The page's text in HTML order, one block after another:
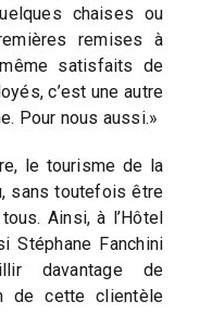
chaises ou
remises à
satisfaits de
c’est une autre
Pour nous aussi.»
le tourisme de la
sans toutefois être
Ainsi, à l’Hôtel
Stéphane Fanchini
davantage de
de cette clientèle